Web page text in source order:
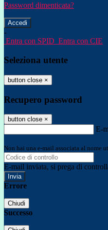
Password dimenticata?
-
Entra con SPID Entra con CIE
Seleziona utente
button close ×
Recupero password
button close ×
E-
Non hai una e-mail associata al nome
E-mail inviata, si prega di
Errore
Chiudi
Successo